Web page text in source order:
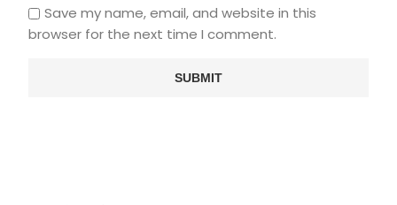
Save my name, email, and website in this
browser for the next time I comment.